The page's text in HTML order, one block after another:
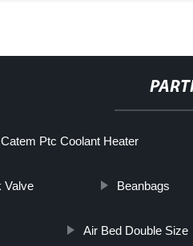
Ptc Coolant Heater
Valve Beanbags
Air Bed Double Size